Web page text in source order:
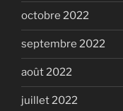
octobre 2022
septembre 2022
août 2022
juillet 2022